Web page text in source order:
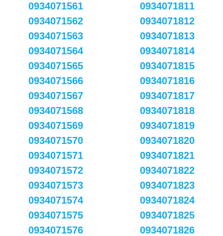
0934071561
0934071562
0934071563
0934071564
0934071565
0934071566
0934071567
0934071568
0934071569
0934071570
0934071571
0934071572
0934071573
0934071574
0934071575
0934071576
0934071811
0934071812
0934071813
0934071814
0934071815
0934071816
0934071817
0934071818
0934071819
0934071820
0934071821
0934071822
0934071823
0934071824
0934071825
0934071826